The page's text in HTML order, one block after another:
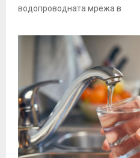
водопроводната мрежа в